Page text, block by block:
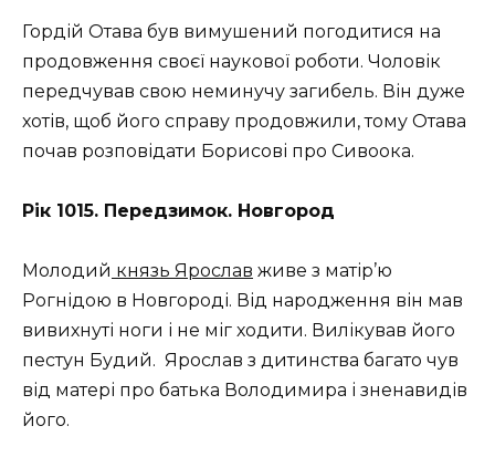
Гордій Отава був вимушений погодитися на
продовження своєї наукової роботи. Чоловік
передчував свою неминучу загибель. Він дуже
хотів, щоб його справу продовжили, тому Отава
почав розповідати Борисові про Сивоока.
Рік 1015. Передзимок. Новгород
Молодий князь Ярослав живе з матір’ю
Рогнідою в Новгороді. Від народження він мав
вивихнуті ноги і не міг ходити. Вилікував його
пестун Будий. Ярослав з дитинства багато чув
від матері про батька Володимира і зненавидів
його.